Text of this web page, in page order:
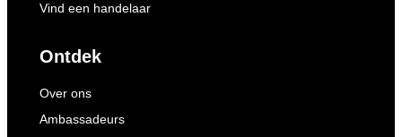
Vind een handelaar
Ontdek
Over ons
Ambassadeurs